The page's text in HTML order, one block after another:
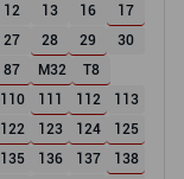
12 13 16
17
27 28 29
30
87 M32
T8
110 111 112
113
122 123 124
125
135 136 137
138